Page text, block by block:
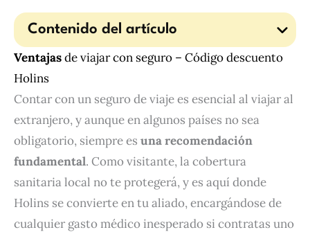
Contenido del artículo
Ventajasde viajar con seguro – Código descuento
Holins
Contar con un seguro de viaje es esencial al viajar al
extranjero, y aunque en algunos países no sea
obligatorio, siempre es una recomendación
fundamental. Como visitante, la cobertura
sanitaria local no te protegerá, y es aquí donde
Holins se convierte en tu aliado, encargándose de
cualquier gasto médico inesperado si contratas uno